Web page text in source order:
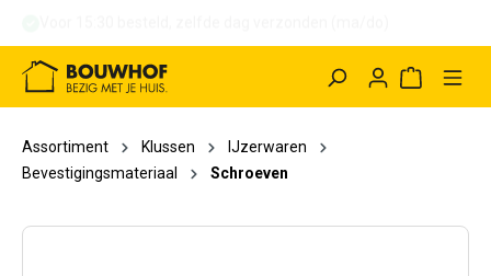
Assortiment Klussen
IJzerwaren
Bevestigingsmateriaal
Schroeven